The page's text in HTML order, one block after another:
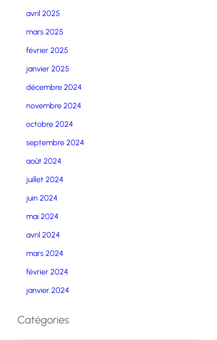
avril 2025
mars 2025
février 2025
janvier 2025
décembre 2024
novembre 2024
octobre 2024
septembre 2024
août 2024
juillet 2024
juin 2024
mai 2024
avril 2024
mars 2024
février 2024
janvier 2024
Catégories